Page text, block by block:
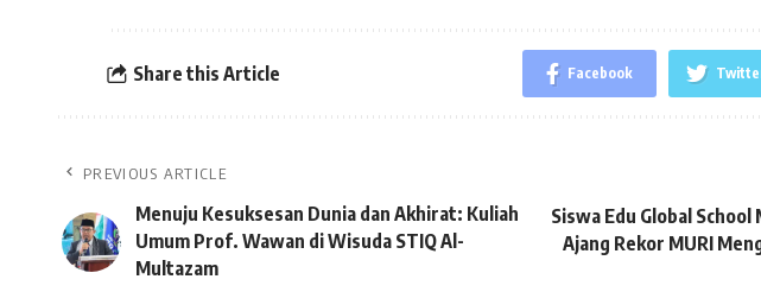
Share this Article Facebook
PREVIOUS ARTICLE
Menuju Kesuksesan Dunia dan Akhirat: Kuliah
Umum Prof. Wawan di Wisuda STIQ Al-
Multazam
Siswa Edu Global
Ajang Rekor MURI